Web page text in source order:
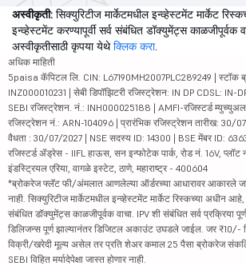
अस्वीकृती: सिक्युरिटीज मार्केटमधील इन्व्हेस्टमेंट मार्केट
इन्व्हेस्टमेंट करण्यापूर्वी सर्व संबंधित डॉक्युमेंट्स काळजीपूर्वक
अस्वीकृतीसाठी कृपया येथेक्लिक करा.
अधिक माहिती
5paisa कॅपिटल लि. CIN: L67190MH2007PLC289249 | स्टॉक
INZ000010231 | सेबी डिपॉझिटरी रजिस्ट्रेशन: IN DP CDSL: IN-
SEBI रजिस्ट्रेशन. नं.: INH000025188 | AMFI-रजिस्टर्ड
रजिस्ट्रेशन नं.: ARN-104096 | प्रारंभिक रजिस्ट्रेशन तारीख: 30/
वैधता : 30/07/2027 | NSE सदस्य ID: 14300 | BSE मेंबर ID:
रजिस्टर्ड ॲड्रेस - IIFL हाऊस, सन इन्फोटेक पार्क, रोड नं. 16V, प्लॉट
इंडस्ट्रियल एरिया, वागळे इस्टेट, ठाणे, महाराष्ट्र - 400604
*ब्रोकरेज फ्लॅट फी/अंमलात आणलेल्या ऑर्डरच्या आधारावर आकारले
नाही. सिक्युरिटीज मार्केटमधील इन्व्हेस्टमेंट मार्केट रिस्कच्या अधीन आहे,
संबंधित डॉक्युमेंट्स काळजीपूर्वक वाचा. IPV शी संबंधित सर्व प्रक्रिया
डिलिजन्स पूर्ण झाल्यानंतर डिजिटल अकाउंट उघडले जाईल. जर ₹10/-
विक्री/खरेदी मूल्य असेल तर प्रति शेअर कमाल 25 पैसा ब्रोकरेज
SEBI विहित मर्यादेपेक्षा जास्त होणार नाही.